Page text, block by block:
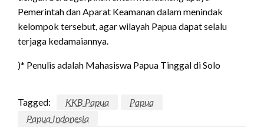
Pemerintah dan Aparat Keamanan dalam menindak
kelompok tersebut, agar wilayah Papua dapat selalu
terjaga kedamaiannya.
)* Penulis adalah Mahasiswa Papua Tinggal di Solo
Tagged: KKB Papua
Papua
Papua Indonesia